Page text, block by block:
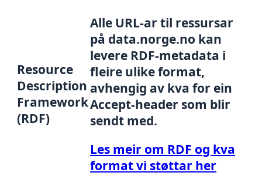
Resource
Description
Framework
(RDF)
Alle URL-ar til ressursar
på data.norge.no kan
levere RDF-metadata i
fleire ulike format,
avhengig av kva for ein
Accept-header som blir
sendt med.
Les meir om RDF og kva
format vi støttar her